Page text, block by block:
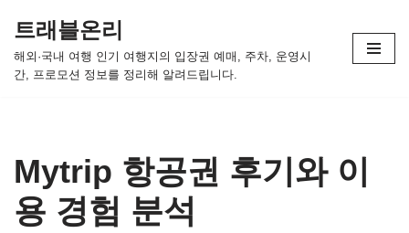
콘
텐
너
뛰
기
트래블온리
해외·국내 여행 인기 여행지의 입장권 예매, 주차, 운영시
간, 프로모션 정보를 정리해 알려드립니다.
Mytrip 항공권 후기와 이
용 경험 분석